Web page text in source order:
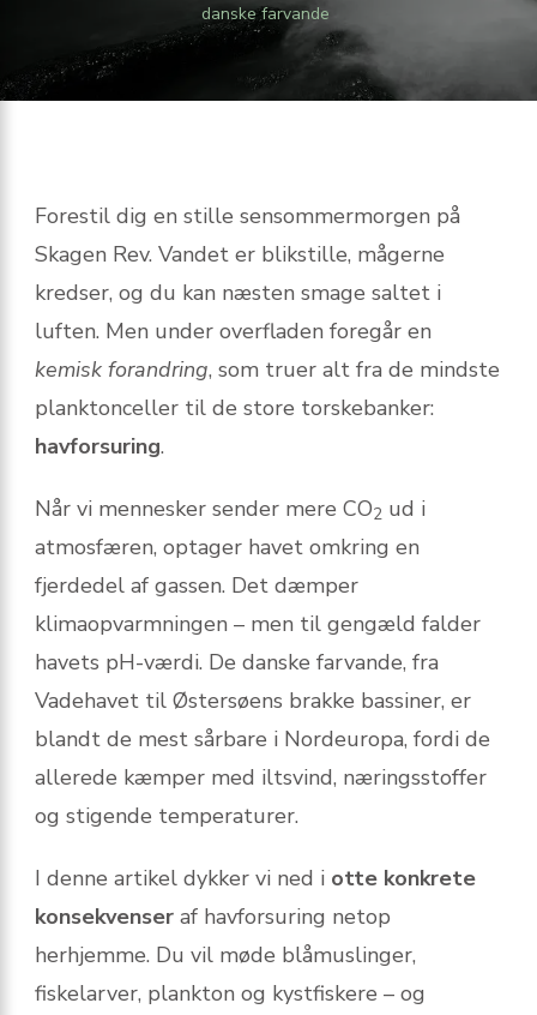
danske farvande
Forestil dig en stille sensommermorgen på
Skagen Rev. Vandet er blikstille, mågerne
kredser, og du kan næsten smage saltet i
luften. Men under overfladen foregår en
kemisk forandring, som truer alt fra de mindste
planktonceller til de store torske­banker:
havforsuring.
Når vi mennesker sender mere CO2 ud i
atmosfæren, optager havet omkring en
fjerdedel af gassen. Det dæmper
klimaopvarmningen – men til gengæld falder
havets pH-værdi. De danske farvande, fra
Vadehavet til Østersøens brakke bassiner, er
blandt de mest sårbare i Nordeuropa, fordi de
allerede kæmper med iltsvind, næringsstoffer
og stigende temperaturer.
I denne artikel dykker vi ned i otte konkrete
konsekvenser af havforsuring netop
herhjemme. Du vil møde blåmuslinger,
fiskelarver, plankton og kystfiskere – og